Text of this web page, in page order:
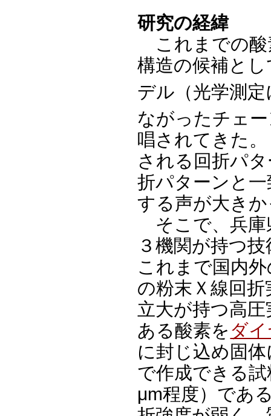
研究の経緯
これまでの酸
構造の候補と
デル（光学測
ながったチェ
唱されてきた
される回折パ
折パターンと
する声が大き
そこで、兵庫
３機関が持つ
これまで国内
の粉末Ｘ線回
立大が持つ高
ある酸素を ダ
に封じ込め固
で作成できる
μm程度）であ